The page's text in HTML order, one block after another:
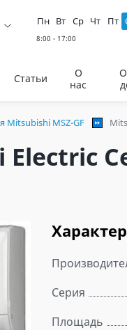
Пн Вт Ср Чт Пт
Статьи
О
нас
Mitsubishi MSZ-GF
Серия
Площадь